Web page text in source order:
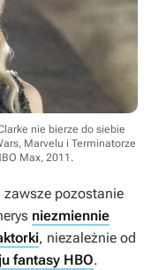
nie bierze do siebie
Marvelu i Terminatorze
Max, 2011 .
zawsze pozostanie
niezmiennie
, niezależnie od
fantasy HBO.